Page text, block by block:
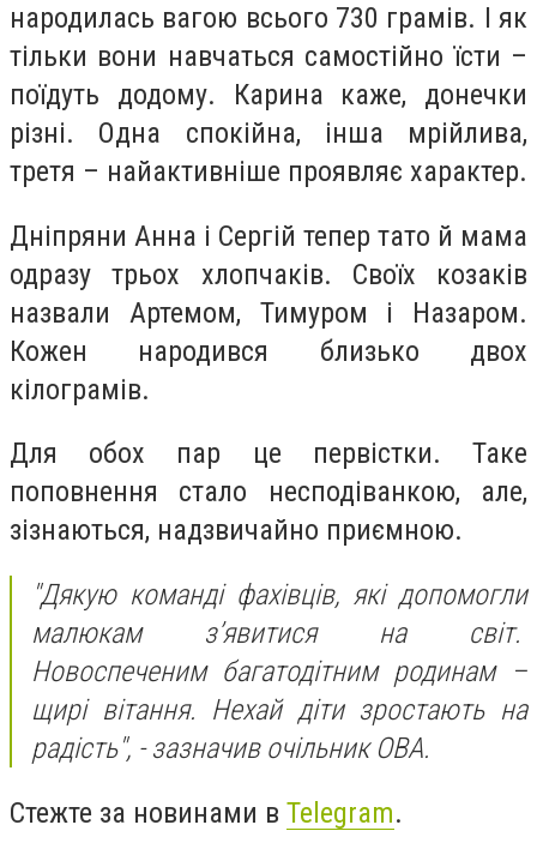
народилась вагою всього 730 грамів. І як
тільки вони навчаться самостійно їсти –
поїдуть додому. Карина каже, донечки
різні. Одна спокійна, інша мрійлива,
третя – найактивніше проявляє характер.
Дніпряни Анна і Сергій тепер тато й мама
одразу трьох хлопчаків. Своїх козаків
назвали Артемом, Тимуром і Назаром.
Кожен народився близько двох
кілограмів.
Для обох пар це первістки. Таке
поповнення стало несподіванкою, але,
зізнаються, надзвичайно приємною.
"Дякую команді фахівців, які допомогли
малюкам з’явитися на світ.
Новоспеченим багатодітним родинам –
щирі вітання. Нехай діти зростають на
радість", - зазначив очільник ОВА.
Стежте за новинами в Telegram.